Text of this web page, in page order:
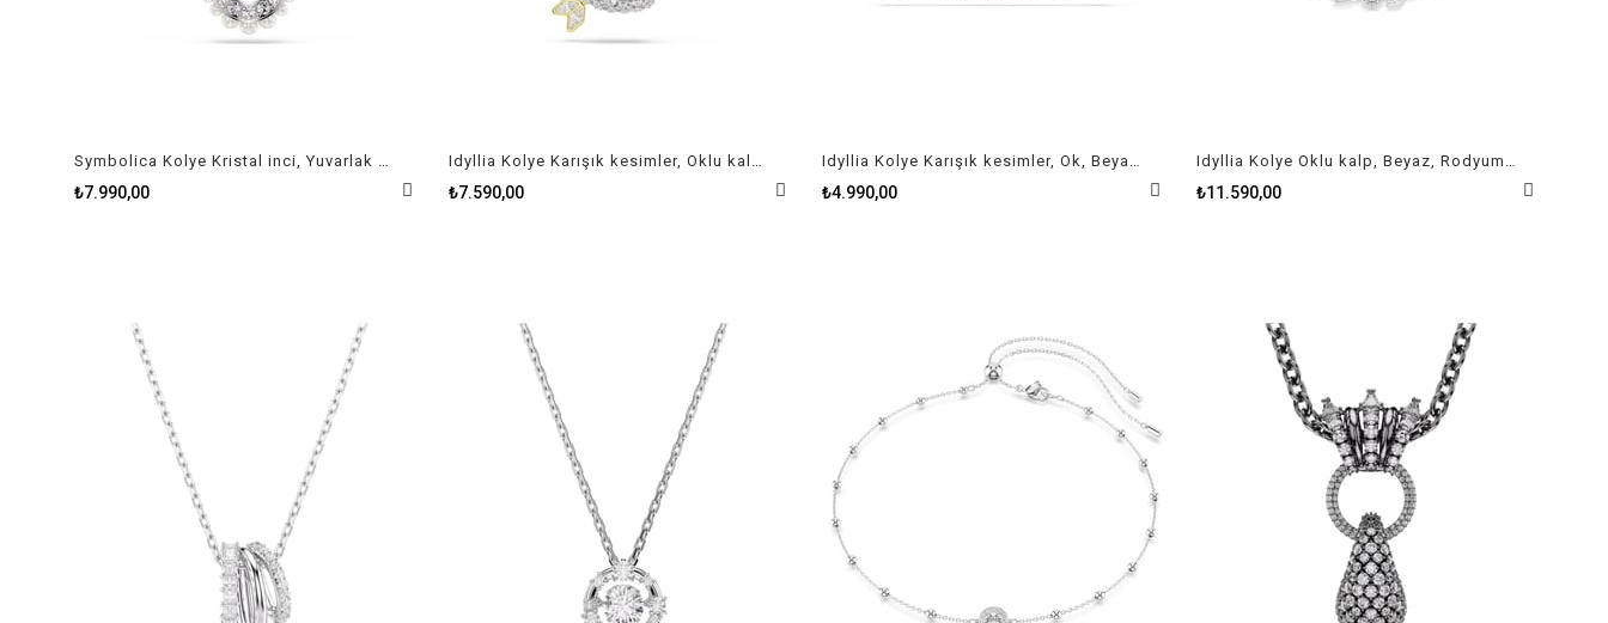
Symbolica Kolye Kristal inci, Yuvarlak kesim, Pavé, At Nalı, Beyaz, Rodyum kaplama
₺7.990,00
Idyllia Kolye Karışık kesimler, Oklu kalp, Beyaz, Karışık metal yüzey
₺7.590,00
Idyllia Kolye Karışık kesimler, Ok, Beyaz, Rodyum kaplama
₺4.990,00
Idyllia Kolye Oklu kalp, Beyaz, Rodyum kaplama
₺11.590,00